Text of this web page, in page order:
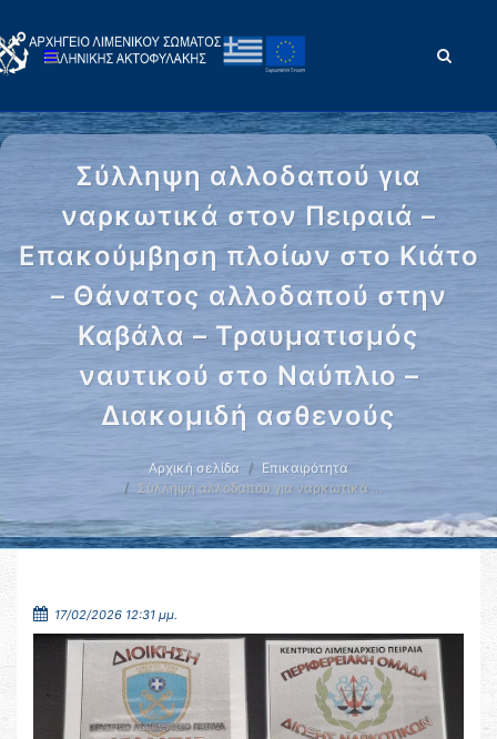
Σύλληψη αλλοδαπού για
ναρκωτικά στον Πειραιά –
Επακούμβηση πλοίων στο Κιάτο
– Θάνατος αλλοδαπού στην
Καβάλα – Τραυματισμός
ναυτικού στο Ναύπλιο –
Διακομιδή ασθενούς
Αρχική σελίδα
Επικαιρότητα
Σύλληψη αλλοδαπού για ναρκωτικά …
17/02/2026 12:31 μμ.